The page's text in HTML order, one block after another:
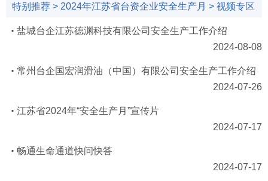
特别推荐 > 2024年江苏省台资企业安全生产月 >视频专区
盐城台企江苏德渊科技有限公司安全生产工作介绍
2024-08-08
常州台企国宏润滑油（中国）有限公司安全生产工作介绍
2024-07-26
江苏省2024年“安全生产月”宣传片
2024-07-17
畅通生命通道快问快答
2024-07-17